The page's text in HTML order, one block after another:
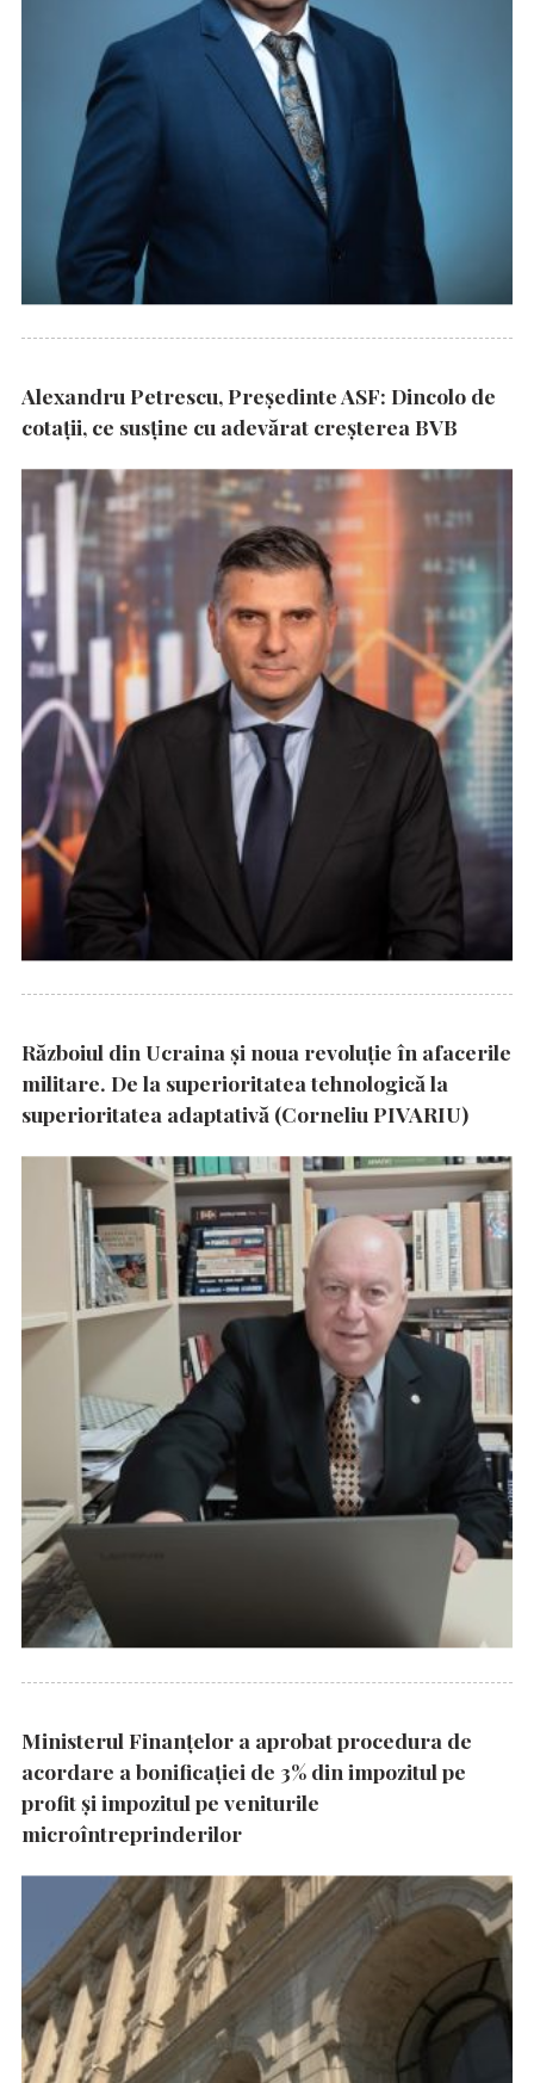
Alexandru Petrescu, Președinte ASF: Dincolo de
cotații, ce susține cu adevărat creșterea BVB
Războiul din Ucraina și noua revoluție în afacerile
militare. De la superioritatea tehnologică la
superioritatea adaptativă (Corneliu PIVARIU)
Ministerul Finanțelor a aprobat procedura de
acordare a bonificației de 3% din impozitul pe
profit și impozitul pe veniturile
microîntreprinderilor